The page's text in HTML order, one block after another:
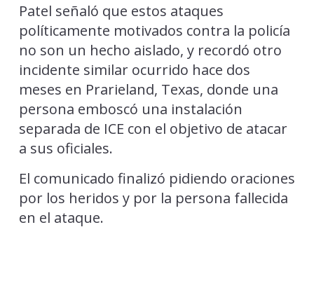
Patel señaló que estos ataques
políticamente motivados contra la policía
no son un hecho aislado, y recordó otro
incidente similar ocurrido hace dos
meses en Prarieland, Texas, donde una
persona emboscó una instalación
separada de ICE con el objetivo de atacar
a sus oficiales.
El comunicado finalizó pidiendo oraciones
por los heridos y por la persona fallecida
en el ataque.